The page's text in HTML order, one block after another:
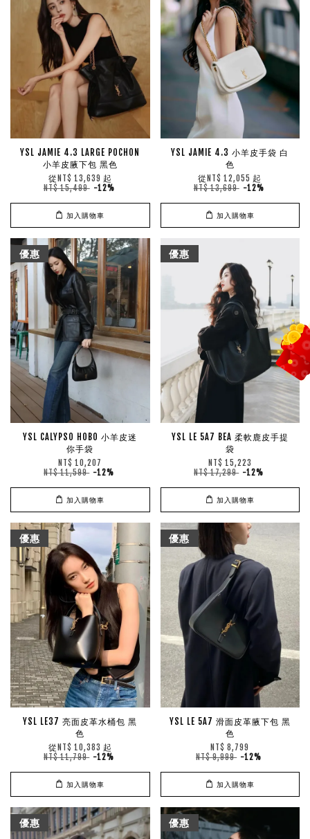
YSL JAMIE 4.3 LARGE POCHON
小羊皮腋下包 黑色
從 NT$ 13,639 起
NT$ 15,499 -12%
加入購物車
YSL JAMIE 4.3 小羊皮手袋 白
色
從 NT$ 12,055 起
NT$ 13,699 -12%
加入購物車
優惠
YSL CALYPSO HOBO 小羊皮迷
你手袋
NT$ 10,207
NT$ 11,599 -12%
加入購物車
優惠
YSL LE 5A7 BEA 柔軟鹿皮手提
袋
NT$ 15,223
NT$ 17,299 -12%
加入購物車
優惠
YSL LE37 亮面皮革水桶包 黑
色
從 NT$ 10,383 起
NT$ 11,799 -12%
加入購物車
優惠
YSL LE 5A7 滑面皮革腋下包 黑
色
NT$ 8,799
NT$ 9,999 -12%
加入購物車
優惠 優惠